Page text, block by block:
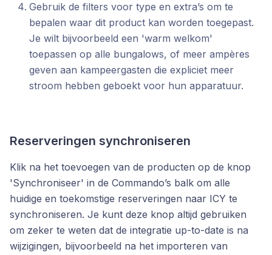
Gebruik de filters voor type en extra’s om te
bepalen waar dit product kan worden toegepast.
Je wilt bijvoorbeeld een 'warm welkom'
toepassen op alle bungalows, of meer ampères
geven aan kampeergasten die expliciet meer
stroom hebben geboekt voor hun apparatuur.
Reserveringen synchroniseren
Klik na het toevoegen van de producten op de knop
'Synchroniseer' in de Commando’s balk om alle
huidige en toekomstige reserveringen naar ICY te
synchroniseren. Je kunt deze knop altijd gebruiken
om zeker te weten dat de integratie up-to-date is na
wijzigingen, bijvoorbeeld na het importeren van